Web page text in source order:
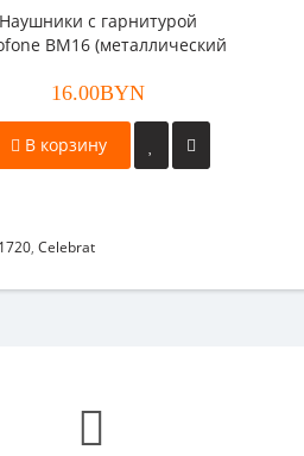
Наушники с гарнитурой
BM16 (металлический
16.00BYN
В корзину
, Celebrat